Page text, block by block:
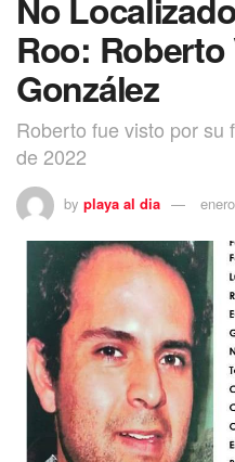
Roo: Roberto
González
Roberto fue visto por su
de 2022
by playa al dia